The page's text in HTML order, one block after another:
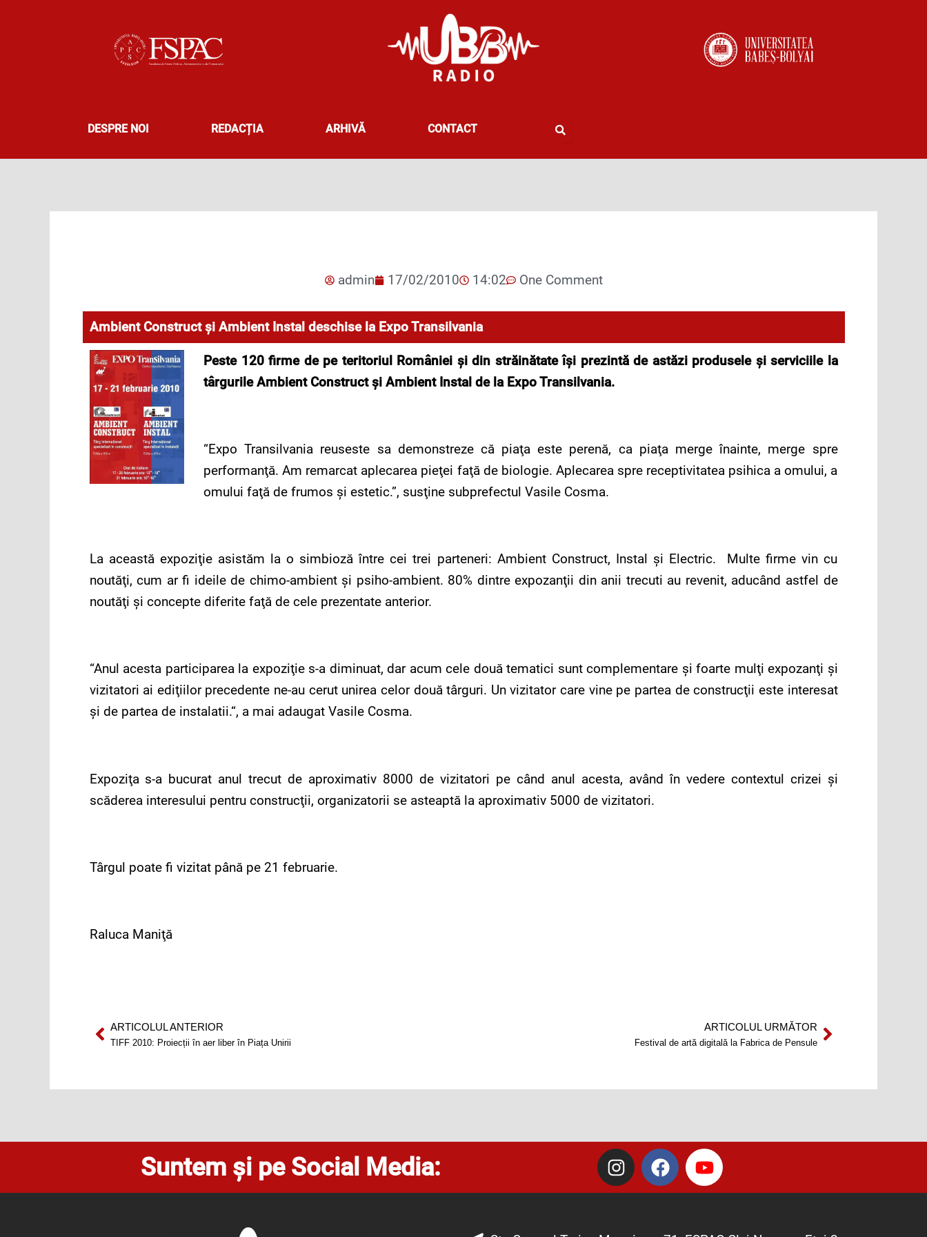
DESPRE NOI REDACȚIA ARHIVĂ CONTACT
admin 17/02/2010 14:02 One Comment
Ambient Construct şi Ambient Instal deschise la Expo Transilvania
Peste 120 firme de pe teritoriul României şi din străinătate îşi prezintă de astăzi produsele şi serviciile la
târgurile Ambient Construct şi Ambient Instal de la Expo Transilvania.
“Expo Transilvania reuseste sa demonstreze că piaţa este perenă, ca piaţa merge înainte, merge spre
performanţă. Am remarcat aplecarea pieţei faţă de biologie. Aplecarea spre receptivitatea psihica a omului, a
omului faţă de frumos şi estetic.”, susţine subprefectul Vasile Cosma.
La această expoziţie asistăm la o simbioză între cei trei parteneri: Ambient Construct, Instal şi Electric. Multe firme vin cu
noutăţi, cum ar fi ideile de chimo-ambient şi psiho-ambient. 80% dintre expozanţii din anii trecuti au revenit, aducând astfel de
noutăţi şi concepte diferite faţă de cele prezentate anterior.
“Anul acesta participarea la expoziţie s-a diminuat, dar acum cele două tematici sunt complementare şi foarte mulţi expozanţi şi
vizitatori ai ediţiilor precedente ne-au cerut unirea celor două târguri. Un vizitator care vine pe partea de construcţii este interesat
şi de partea de instalatii.“, a mai adaugat Vasile Cosma.
Expoziţa s-a bucurat anul trecut de aproximativ 8000 de vizitatori pe când anul acesta, având în vedere contextul crizei şi
scăderea interesului pentru construcţii, organizatorii se asteaptă la aproximativ 5000 de vizitatori.
Târgul poate fi vizitat până pe 21 februarie.
Raluca Maniţă
Prev
ARTICOLUL ANTERIOR
TIFF 2010: Proiecții în aer liber în Piața Unirii
ARTICOLUL URMĂTOR
Festival de artă digitală la Fabrica de PensuleNext
Suntem și pe Social Media:
I
n
s
F
a
c
b
Y
o
u
u